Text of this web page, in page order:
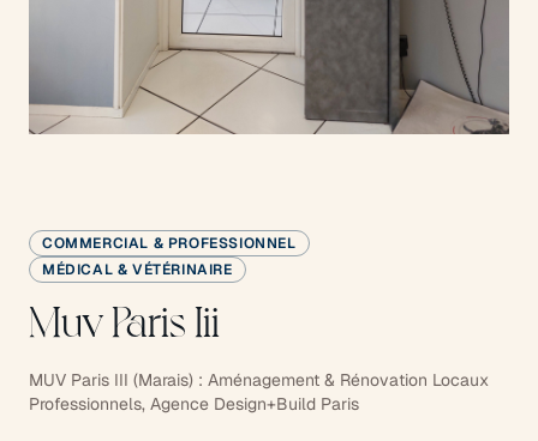
COMMERCIAL & PROFESSIONNEL
MÉDICAL & VÉTÉRINAIRE
Muv Paris Iii
MUV Paris III (Marais) : Aménagement & Rénovation Locaux
Professionnels, Agence Design+Build Paris